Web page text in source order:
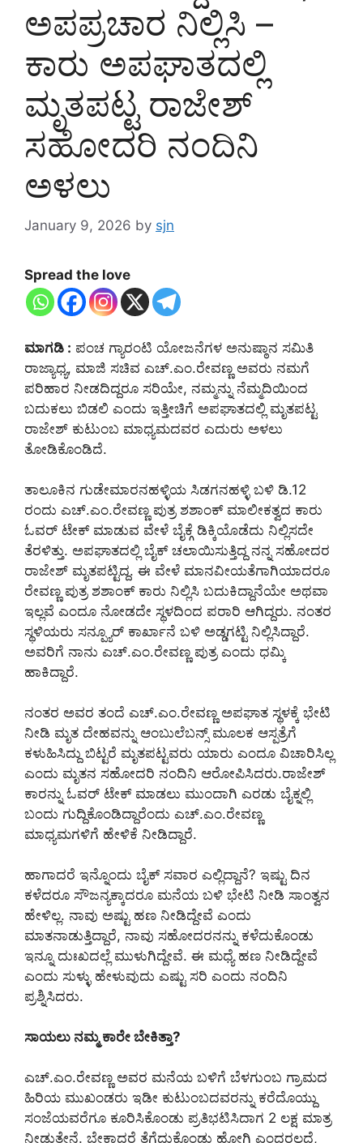
ಅಪಪ್ರಚಾರ ನಿಲ್ಲಿಸಿ –
ಕಾರು ಅಪಘಾತದಲ್ಲಿ
ಮೃತಪಟ್ಟ ರಾಜೇಶ್
ಸಹೋದರಿ ನಂದಿನಿ
ಅಳಲು
January 9, 2026 by sjn
Spread the love
ಮಾಗಡಿ : ಪಂಚ ಗ್ಯಾರಂಟಿ ಯೋಜನೆಗಳ ಅನುಷ್ಠಾನ ಸಮಿತಿ
ರಾಜ್ಯಾಧ್ಯ, ಮಾಜಿ ಸಚಿವ ಎಚ್.ಎಂ.ರೇವಣ್ಣ ಅವರು ನಮಗೆ
ಪರಿಹಾರ ನೀಡದಿದ್ದರೂ ಸರಿಯೇ, ನಮ್ಮನ್ನು ನೆಮ್ಮದಿಯಿಂದ
ಬದುಕಲು ಬಿಡಲಿ ಎಂದು ಇತ್ತೀಚಿಗೆ ಅಪಘಾತದಲ್ಲಿ ಮೃತಪಟ್ಟ
ರಾಜೇಶ್ ಕುಟುಂಬ ಮಾಧ್ಯಮದವರ ಎದುರು ಅಳಲು
ತೋಡಿಕೊಂಡಿದೆ.
ತಾಲೂಕಿನ ಗುಡೇಮಾರನಹಳ್ಳಿಯ ಸಿಡಗನಹಳ್ಳಿ ಬಳಿ ಡಿ.12
ರಂದು ಎಚ್.ಎಂ.ರೇವಣ್ಣ ಪುತ್ರ ಶಶಾಂಕ್ ಮಾಲೀಕತ್ವದ ಕಾರು
ಓವರ್ ಟೇಕ್ ಮಾಡುವ ವೇಳೆ ಬೈಕ್ಗೆ ಡಿಕ್ಕಿಯೊಡೆದು ನಿಲ್ಲಿಸದೇ
ತೆರಳಿತ್ತು. ಅಪಘಾತದಲ್ಲಿ ಬೈಕ್ ಚಲಾಯಿಸುತ್ತಿದ್ದ ನನ್ನ ಸಹೋದರ
ರಾಜೇಶ್ ಮೃತಪಟ್ಟಿದ್ದ. ಈ ವೇಳೆ ಮಾನವೀಯತೆಗಾಗಿಯಾದರೂ
ರೇವಣ್ಣ ಪುತ್ರ ಶಶಾಂಕ್ ಕಾರು ನಿಲ್ಲಿಸಿ ಬದುಕಿದ್ದಾನೆಯೇ ಅಥವಾ
ಇಲ್ಲವೆ ಎಂದೂ ನೋಡದೇ ಸ್ಥಳದಿಂದ ಪರಾರಿ ಆಗಿದ್ದರು. ನಂತರ
ಸ್ಥಳಿಯರು ಸನ್ಪ್ಯೂರ್ ಕಾರ್ಖಾನೆ ಬಳಿ ಅಡ್ಡಗಟ್ಟಿ ನಿಲ್ಲಿಸಿದ್ದಾರೆ.
ಅವರಿಗೆ ನಾನು ಎಚ್.ಎಂ.ರೇವಣ್ಣ ಪುತ್ರ ಎಂದು ಧಮ್ಕಿ
ಹಾಕಿದ್ದಾರೆ.
ನಂತರ ಅವರ ತಂದೆ ಎಚ್.ಎಂ.ರೇವಣ್ಣ ಅಪಘಾತ ಸ್ಥಳಕ್ಕೆ ಭೇಟಿ
ನೀಡಿ ಮೃತ ದೇಹವನ್ನು ಆಂಬುಲೆಬನ್ಸ್ ಮೂಲಕ ಆಸ್ಪತ್ರೆಗೆ
ಕಳುಹಿಸಿದ್ದು ಬಿಟ್ಟರೆ ಮೃತಪಟ್ಟವರು ಯಾರು ಎಂದೂ ವಿಚಾರಿಸಿಲ್ಲ
ಎಂದು ಮೃತನ ಸಹೋದರಿ ನಂದಿನಿ ಆರೋಪಿಸಿದರು.ರಾಜೇಶ್
ಕಾರನ್ನು ಓವರ್ ಟೇಕ್ ಮಾಡಲು ಮುಂದಾಗಿ ಎರಡು ಬೈಕ್ನಲ್ಲಿ
ಬಂದು ಗುದ್ದಿಕೊಂಡಿದ್ದಾರೆಂದು ಎಚ್.ಎಂ.ರೇವಣ್ಣ
ಮಾಧ್ಯಮಗಳಿಗೆ ಹೇಳಿಕೆ ನೀಡಿದ್ದಾರೆ.
ಹಾಗಾದರೆ ಇನ್ನೊಂದು ಬೈಕ್ ಸವಾರ ಎಲ್ಲಿದ್ದಾನೆ? ಇಷ್ಟು ದಿನ
ಕಳೆದರೂ ಸೌಜನ್ಯಕ್ಕಾದರೂ ಮನೆಯ ಬಳಿ ಭೇಟಿ ನೀಡಿ ಸಾಂತ್ವನ
ಹೇಳಿಲ್ಲ. ನಾವು ಅಷ್ಟು ಹಣ ನೀಡಿದ್ದೇವೆ ಎಂದು
ಮಾತನಾಡುತ್ತಿದ್ದಾರೆ, ನಾವು ಸಹೋದರನನ್ನು ಕಳೆದುಕೊಂಡು
ಇನ್ನೂ ದುಃಖದಲ್ಲೆ ಮುಳುಗಿದ್ದೇವೆ. ಈ ಮಧ್ಯೆ ಹಣ ನೀಡಿದ್ದೇವೆ
ಎಂದು ಸುಳ್ಳು ಹೇಳುವುದು ಎಷ್ಟು ಸರಿ ಎಂದು ನಂದಿನಿ
ಪ್ರಶ್ನಿಸಿದರು.
ಸಾಯಲು ನಮ್ಮ ಕಾರೇ ಬೇಕಿತ್ತಾ?
ಎಚ್.ಎಂ.ರೇವಣ್ಣ ಅವರ ಮನೆಯ ಬಳಿಗೆ ಬೆಳಗುಂಬ ಗ್ರಾಮದ
ಹಿರಿಯ ಮುಖಂಡರು ಇಡೀ ಕುಟುಂಬದವರನ್ನು ಕರೆದೊಯ್ದು
ಸಂಜೆಯವರೆಗೂ ಕೂರಿಸಿಕೊಂಡು ಪ್ರತಿಭಟಿಸಿದಾಗ 2 ಲಕ್ಷ ಮಾತ್ರ
ನೀಡುತ್ತೇನೆ. ಬೇಕಾದರೆ ತೆಗೆದುಕೊಂಡು ಹೋಗಿ ಎಂದರಲ್ಲದೆ,